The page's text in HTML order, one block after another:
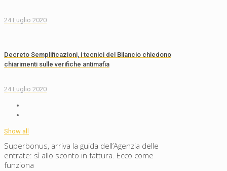
24 Luglio 2020
Decreto Semplificazioni, i tecnici del Bilancio chiedono
chiarimenti sulle verifiche antimafia
24 Luglio 2020
Show all
Superbonus, arriva la guida dell’Agenzia delle
entrate: sì allo sconto in fattura. Ecco come
funziona